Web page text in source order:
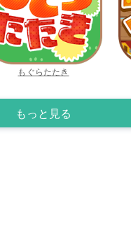
もぐらたたき
もっと見る